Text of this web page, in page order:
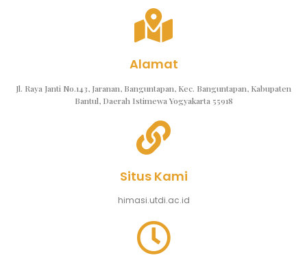
Alamat
Jl. Raya Janti No.143, Jaranan, Banguntapan, Kec. Banguntapan, Kabupaten
Bantul, Daerah Istimewa Yogyakarta 55918
Situs Kami
himasi.utdi.ac.id